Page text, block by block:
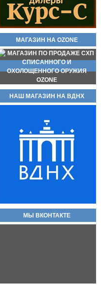
МАГАЗИН НА OZONE
НАШ МАГАЗИН НА ВДНХ
МЫ ВКОНТАКТЕ
Магазин для пистолета макарова
(пм) складские новые без
и подавателем.
2 000руб.
Охолощенный пистолет ПМ
Р-411 СХП В НАЛИЧИИ
КОВАНЫЕ ВАРИАНТЫ!!